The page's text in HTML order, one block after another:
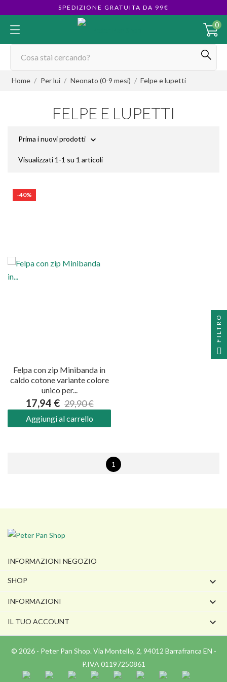
SPEDIZIONE GRATUITA DA 99€
0
Home Per lui Neonato (0-9 mesi) Felpe e lupetti
FELPE E LUPETTI
Prima i nuovi prodotti 
Visualizzati 1-1 su 1 articoli
-40%
Felpa con zip Minibanda in
caldo cotone variante colore
unico per...
17,94 € 29,90 €
Aggiungi al carrello
1
INFORMAZIONI NEGOZIO
SHOP 
INFORMAZIONI 
IL TUO ACCOUNT 
© 2026 - Peter Pan Shop. Via Montello, 2, 94012 Barrafranca EN -
P.IVA 01197250861
FILTRO